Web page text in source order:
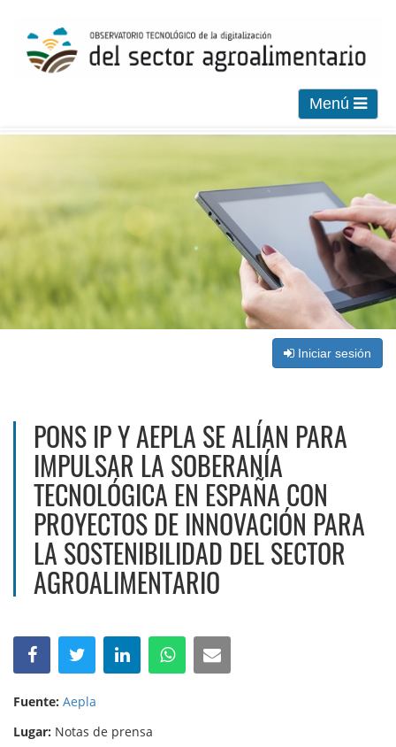
Menú
Iniciar sesión
PONS IP Y AEPLA SE ALÍAN PARA
IMPULSAR LA SOBERANÍA
TECNOLÓGICA EN ESPAÑA CON
PROYECTOS DE INNOVACIÓN PARA
LA SOSTENIBILIDAD DEL SECTOR
AGROALIMENTARIO
Fuente: Aepla
Lugar: Notas de prensa